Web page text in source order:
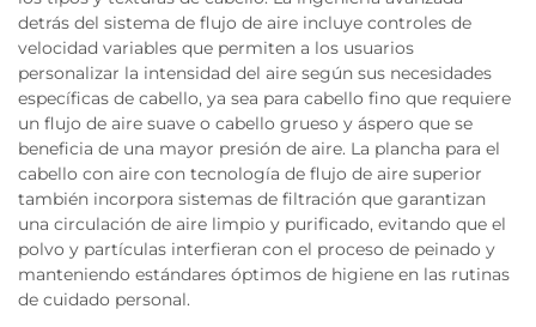
detrás del sistema de flujo de aire incluye controles de
velocidad variables que permiten a los usuarios
personalizar la intensidad del aire según sus necesidades
específicas de cabello, ya sea para cabello fino que requiere
un flujo de aire suave o cabello grueso y áspero que se
beneficia de una mayor presión de aire. La plancha para el
cabello con aire con tecnología de flujo de aire superior
también incorpora sistemas de filtración que garantizan
una circulación de aire limpio y purificado, evitando que el
polvo y partículas interfieran con el proceso de peinado y
manteniendo estándares óptimos de higiene en las rutinas
de cuidado personal.